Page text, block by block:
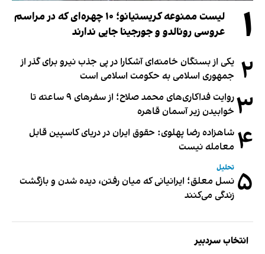
۱
لیست ممنوعه کریستیانو؛ ۱۰ چهره‌ای که در مراسم
عروسی رونالدو و جورجینا جایی ندارند
۲ یکی از بستگان خامنه‌ای آشکارا در پی جذب نیرو برای گذر از
جمهوری اسلامی به حکومت اسلامی است
۳
روایت فداکاری‌های محمد صلاح؛ از سفرهای ۹ ساعته تا
خوابیدن زیر آسمان قاهره
۴ شاهزاده رضا پهلوی: حقوق ایران در دریای کاسپین قابل
معامله نیست
۵ تحلیل
نسل معلق؛ ایرانیانی که میان رفتن، دیده شدن و بازگشت
زندگی می‌کنند
انتخاب سردبیر